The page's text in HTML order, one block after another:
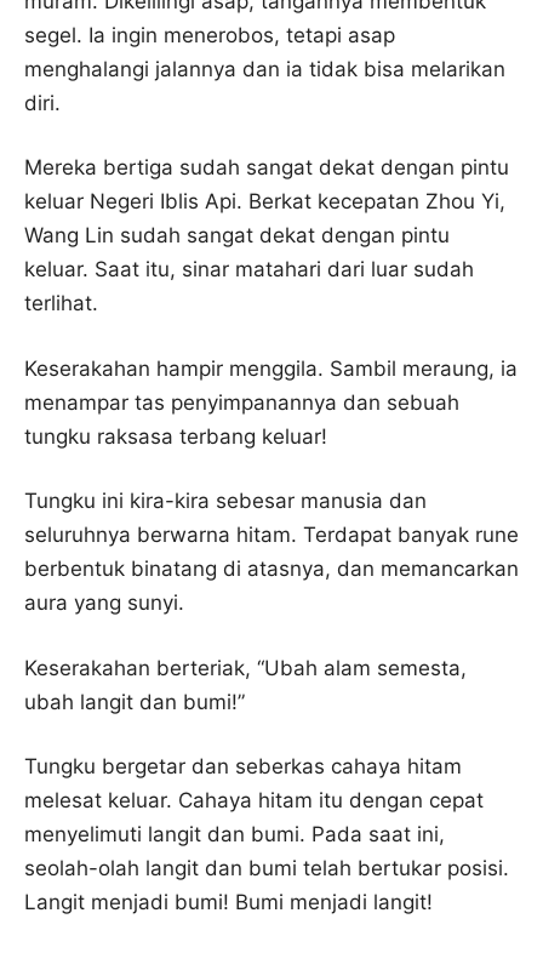
segel. Ia ingin menerobos, tetapi asap
menghalangi jalannya dan ia tidak bisa melarikan
diri.
Mereka bertiga sudah sangat dekat dengan pintu
keluar Negeri Iblis Api. Berkat kecepatan Zhou Yi,
Wang Lin sudah sangat dekat dengan pintu
keluar. Saat itu, sinar matahari dari luar sudah
terlihat.
Keserakahan hampir menggila. Sambil meraung, ia
menampar tas penyimpanannya dan sebuah
tungku raksasa terbang keluar!
Tungku ini kira-kira sebesar manusia dan
seluruhnya berwarna hitam. Terdapat banyak rune
berbentuk binatang di atasnya, dan memancarkan
aura yang sunyi.
Keserakahan berteriak, “Ubah alam semesta,
ubah langit dan bumi!”
Tungku bergetar dan seberkas cahaya hitam
melesat keluar. Cahaya hitam itu dengan cepat
menyelimuti langit dan bumi. Pada saat ini,
seolah-olah langit dan bumi telah bertukar posisi.
Langit menjadi bumi! Bumi menjadi langit!